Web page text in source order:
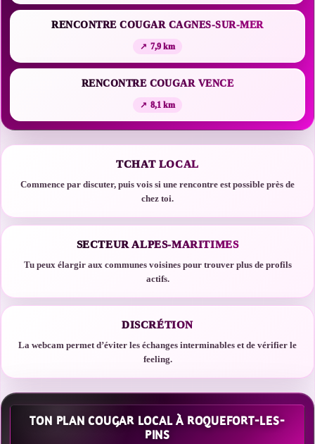
RENCONTRE COUGAR CAGNES-SUR-MER
7,9 km
RENCONTRE COUGAR VENCE
8,1 km
TCHAT LOCAL
Commence par discuter, puis vois si une rencontre est possible près de
chez toi.
SECTEUR ALPES-MARITIMES
Tu peux élargir aux communes voisines pour trouver plus de profils
actifs.
DISCRÉTION
La webcam permet d’éviter les échanges interminables et de vérifier le
feeling.
TON PLAN COUGAR LOCAL À ROQUEFORT-LES-
PINS